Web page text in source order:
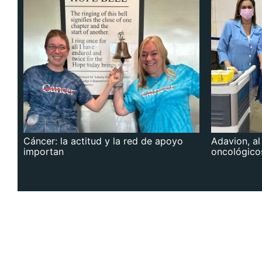
Cáncer: la actitud y la red de apoyo
importan
Adavion,